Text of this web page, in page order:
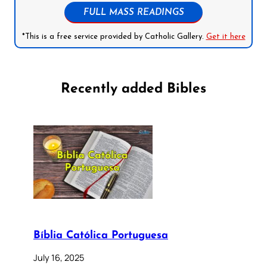
FULL MASS READINGS
*This is a free service provided by Catholic Gallery. Get it here
Recently added Bibles
Bíblia Católica Portuguesa
July 16, 2025